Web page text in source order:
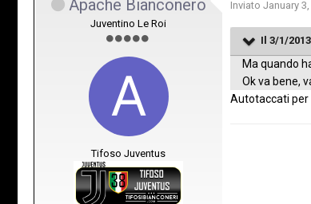
Apache Bianconero
Juventino Le Roi
Tifoso Juventus
Inviato January
Il 3/1/
Ma quando
Ok va bene,
Autotaccati per